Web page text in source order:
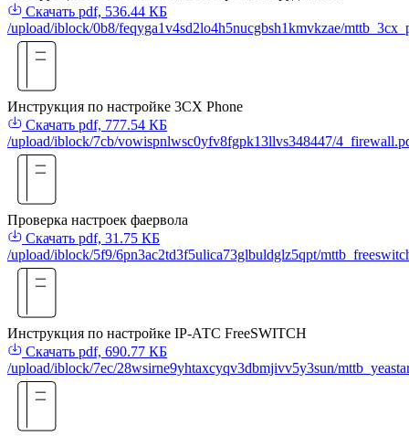
Скачать pdf, 536.44 КБ
/upload/iblock/0b8/feqyga1v4sd2lo4h5nucgbsh1kmvkzae/
Инструкция по настройке 3CX Phone
Скачать pdf, 777.54 КБ
/upload/iblock/7cb/vowispnlwsc0yfv8fgpk13llvs348447/
Проверка настроек фаервола
Скачать pdf, 31.75 КБ
/upload/iblock/5f9/6pn3ac2td3f5ulica73glbuldglz5qpt/
Инструкция по настройке IP-АТС FreeSWITCH
Скачать pdf, 690.77 КБ
/upload/iblock/7ec/28wsirne9yhtaxcyqv3dbmjivv5y3sun/